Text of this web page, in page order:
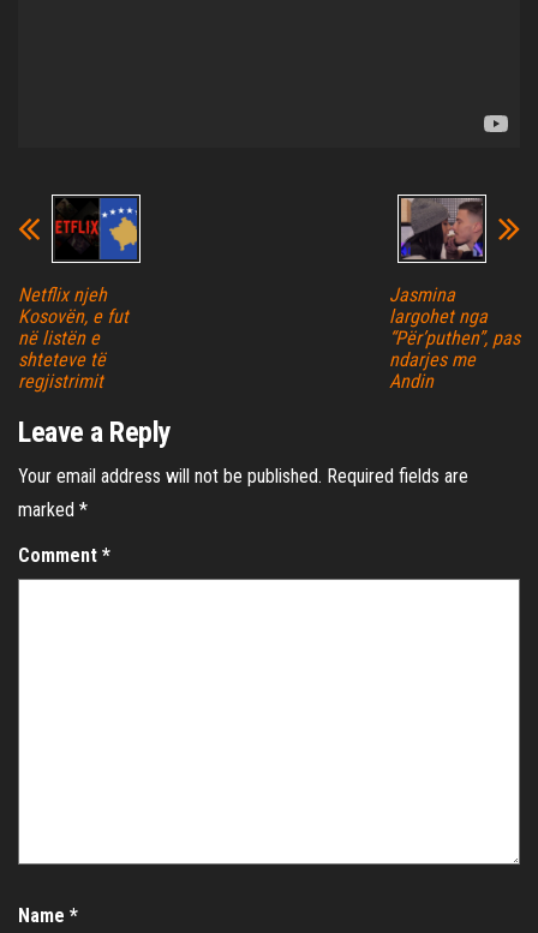
Netflix njeh
Kosovën, e fut
në listën e
shteteve të
regjistrimit
Jasmina
largohet nga
“Për’puthen”, pas
ndarjes me
Andin
Leave a Reply
Your email address will not be published. Required fields are
marked *
Comment *
Name *